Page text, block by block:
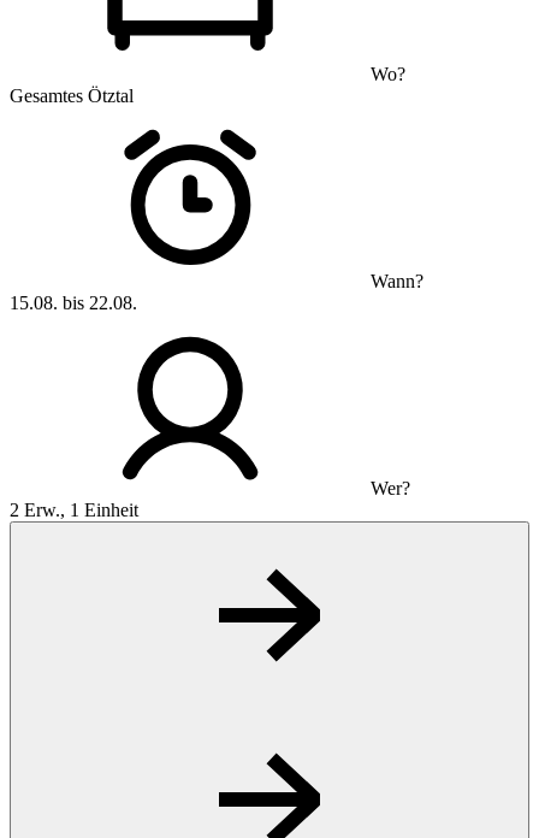
Wo?
Gesamtes Ötztal
Wann?
15.08. bis 22.08.
Wer?
2 Erw., 1 Einheit